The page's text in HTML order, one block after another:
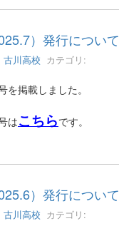
）発行について
古川高校 カテゴリ:
を掲載しました。
はこちらです。
）発行について
古川高校 カテゴリ: